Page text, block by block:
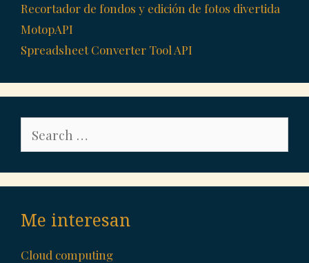
Recortador de fondos y edición de fotos divertida
MotopAPI
Spreadsheet Converter Tool API
for:
Me interesan
Cloud computing